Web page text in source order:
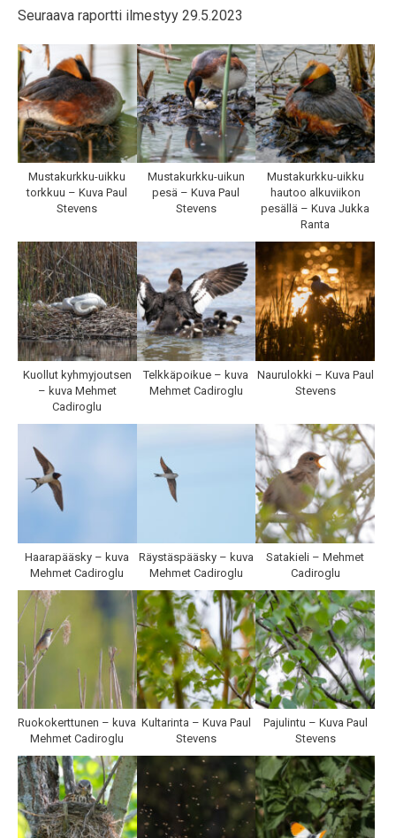
Seuraava raportti ilmestyy 29.5.2023
Mustakurkku-uikku
torkkuu – Kuva Paul
Stevens
Mustakurkku-uikun
pesä – Kuva Paul
Stevens
Mustakurkku-uikku
hautoo alkuviikon
pesällä – Kuva Jukka
Ranta
Kuollut kyhmyjoutsen
– kuva Mehmet
Cadiroglu
Telkkäpoikue – kuva
Mehmet Cadiroglu
Naurulokki – Kuva Paul
Stevens
Haarapääsky – kuva
Mehmet Cadiroglu
Räystäspääsky – kuva
Mehmet Cadiroglu
Satakieli – Mehmet
Cadiroglu
Ruokokerttunen – kuva
Mehmet Cadiroglu
Kultarinta – Kuva Paul
Stevens
Pajulintu – Kuva Paul
Stevens